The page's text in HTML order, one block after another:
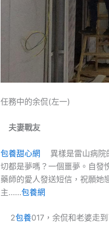
任務中的余侃(左一)
夫妻戰友
包養甜心網 異樣是雷山病院
切都是夢嗎？一個噩夢。自發
藥師的愛人發送短信，祝願她
主……包養網
2包養017，余侃和老婆走